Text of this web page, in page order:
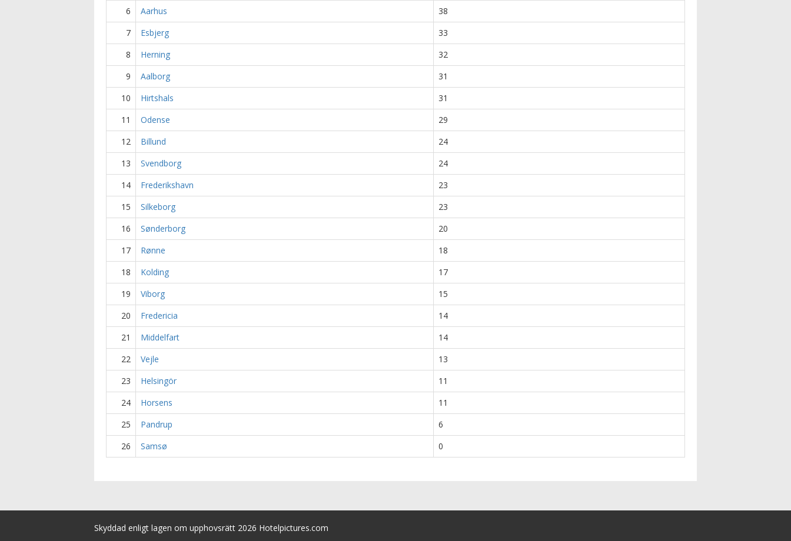
6
Aarhus
38
7
Esbjerg
33
8
Herning
32
9
Aalborg
31
10
Hirtshals
31
11
Odense
29
12
Billund
24
13
Svendborg
24
14
Frederikshavn
23
15
Silkeborg
23
16
Sønderborg
20
17
Rønne
18
18
Kolding
17
19
Viborg
15
20
Fredericia
14
21
Middelfart
14
22
Vejle
13
23
Helsingör
11
24
Horsens
11
25
Pandrup
6
26
Samsø 0
Skyddad enligt lagen om upphovsrätt 2026 Hotelpictures.com